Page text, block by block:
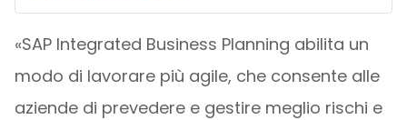
«SAP Integrated Business Planning abilita un
modo di lavorare più agile, che consente alle
aziende di prevedere e gestire meglio rischi e